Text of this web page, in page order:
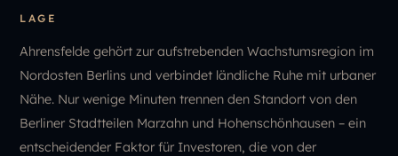
LAGE
Ahrensfelde gehört zur aufstrebenden Wachstumsregion im
Nordosten Berlins und verbindet ländliche Ruhe mit urbaner
Nähe. Nur wenige Minuten trennen den Standort von den
Berliner Stadtteilen Marzahn und Hohenschönhausen – ein
entscheidender Faktor für Investoren, die von der